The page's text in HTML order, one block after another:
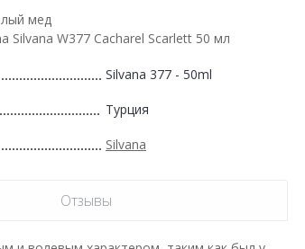
мед
Silvana W377 Cacharel Scarlett 50 мл
Silvana 377 - 50ml
Турция
Silvana
Отзывы